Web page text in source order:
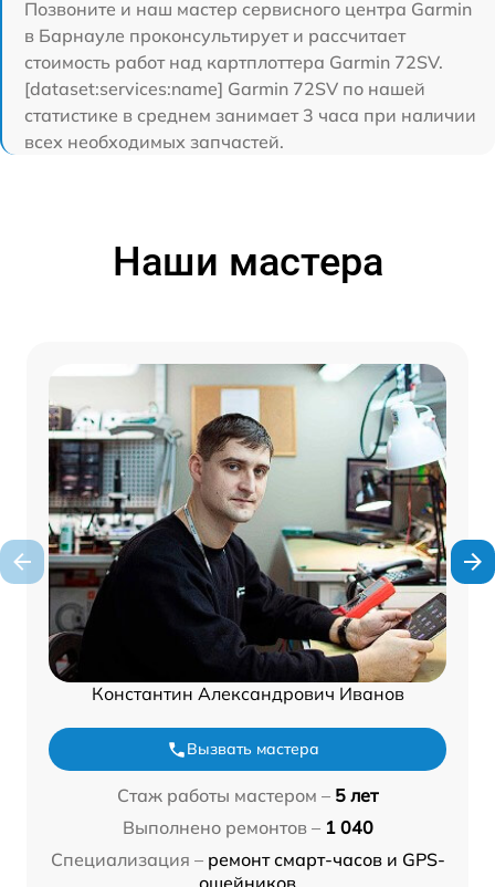
Позвоните и наш мастер сервисного центра Garmin
в Барнауле проконсультирует и рассчитает
стоимость работ над картплоттера Garmin 72SV.
[dataset:services:name] Garmin 72SV по нашей
статистике в среднем занимает 3 часа при наличии
всех необходимых запчастей.
Наши мастера
Константин Александрович Иванов
Вызвать мастера
Стаж работы мастером – 5 лет
Выполнено ремонтов – 1 040
Специализация – ремонт смарт-часов и GPS-